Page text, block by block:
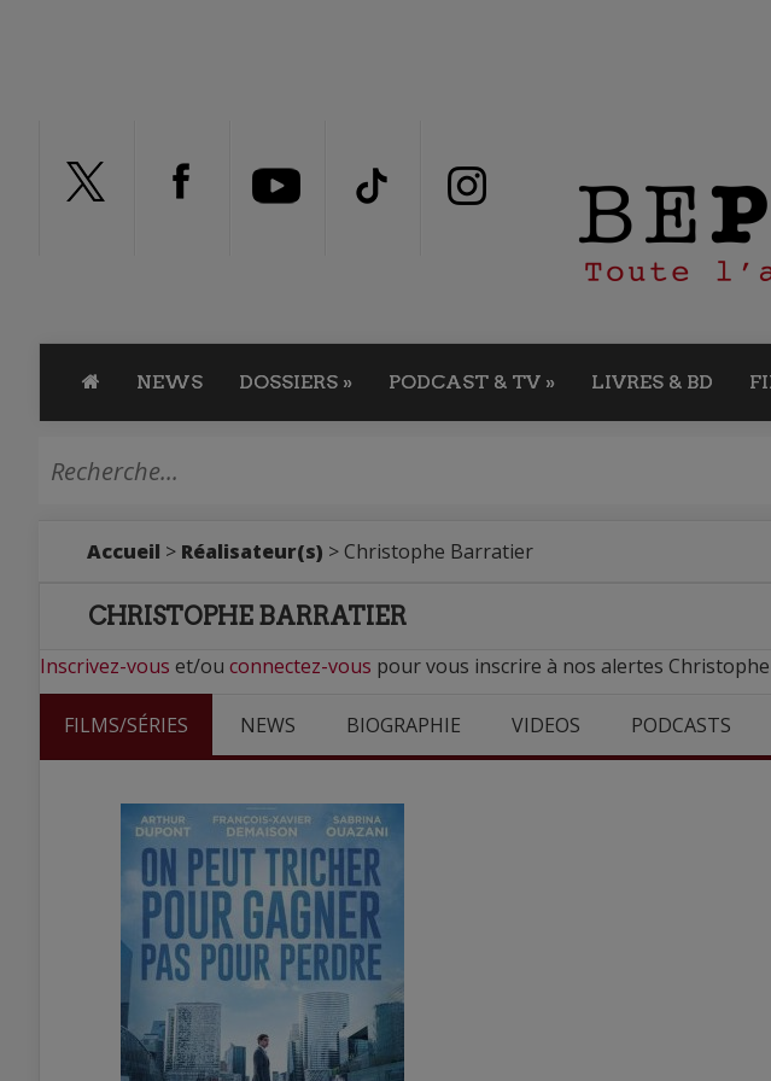
NEWS DOSSIERS » PODCAST & TV » LIVRES & BD
Accueil > Réalisateur(s) > Christophe Barratier
CHRISTOPHE BARRATIER
Inscrivez-vous et/ou connectez-vous pour vous inscrire à nos alertes
FILMS/SÉRIES NEWS BIOGRAPHIE VIDEOS PODCASTS